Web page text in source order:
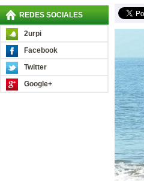
REDES SOCIALES
2urpi
Facebook
Twitter
Google+